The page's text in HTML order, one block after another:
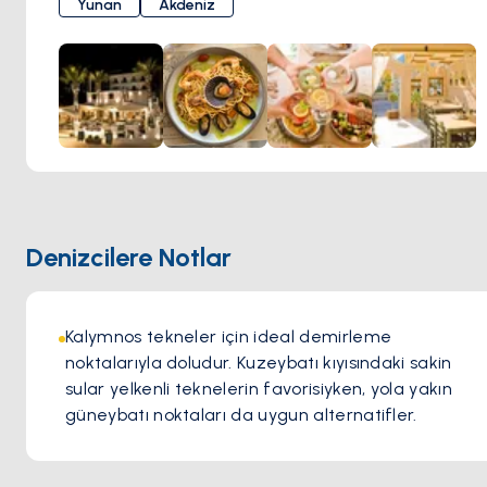
Şef Stavros Choullis, Prego'nun arkasındaki kıdemli şef
olarak, birçok yıl boyunca Rodos'ta İtalyan odaklı bir otelde
sous-chef olarak çalışarak masaya geniş bir deneyim
getiriyor. İtalyan mutfağındaki uzmanlığı, menüde
geleneksel odun fırınında mükemmel bir şekilde pişirilmiş
geniş bir pasta ve pizza yelpazesi olarak ortaya çıkıyor.
Lezzetli mutfağının ötesinde, Prego Restoranı, davetkar ve
içten bir ortamda yemeklerinin tadını çıkarabilirler.
Yunan Akdeniz
Denizcilere Notlar
Kalymnos tekneler için ideal demirleme
noktalarıyla doludur. Kuzeybatı kıyısındaki sakin
sular yelkenli teknelerin favorisiyken, yola yakın
güneybatı noktaları da uygun alternatifler.